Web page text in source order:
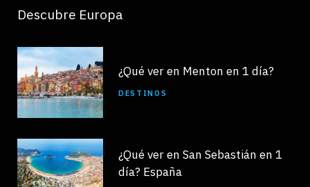
Descubre Europa
¿Qué ver en Menton en 1 día?
DESTINOS
¿Qué ver en San Sebastián en 1
día? España